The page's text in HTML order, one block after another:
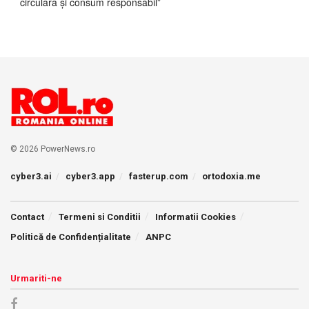
© 2026 PowerNews.ro
cyber3.ai cyber3.app fasterup.com ortodoxia.me
Contact Termeni si Conditii
Informatii Cookies
Politică de Confidențialitate
ANPC
Urmariti-ne